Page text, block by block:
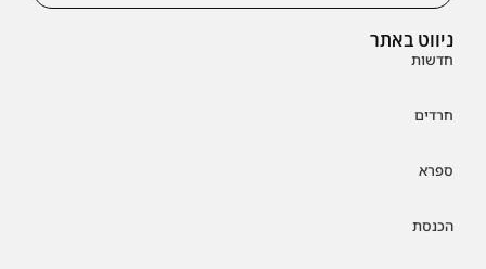
ניווט באתר
חדשות
חרדים
ספרא
הכנסת